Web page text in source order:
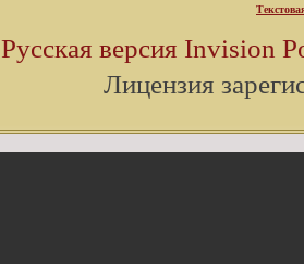
Русская версия Invision
Лицензия